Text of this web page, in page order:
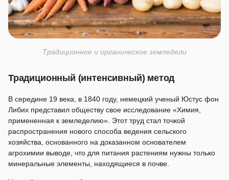
Традиционное и органическое земледели
Традиционный (интенсивный) метод
В середине 19 века, в 1840 году, немецкий ученый Юстус фон
Либих представил обществу свое исследование «Химия,
примененная к земледелию». Этот труд стал точкой
распространения нового способа ведения сельского
хозяйства, основанного на доказанном основателем
агрохимии выводе, что для питания растениям нужны только
минеральные элементы, находящиеся в почве.